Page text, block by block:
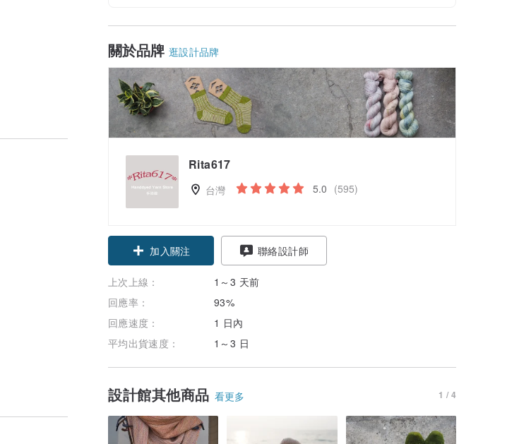
關於品牌 逛設計品牌
Rita617
台灣 5.0 (595)
加入關注 聯絡設計師
上次上線：
1～3 天前
回應率：
93%
回應速度：
1 日內
平均出貨速度：
1～3 日
設計館其他商品 看更多 1 / 4